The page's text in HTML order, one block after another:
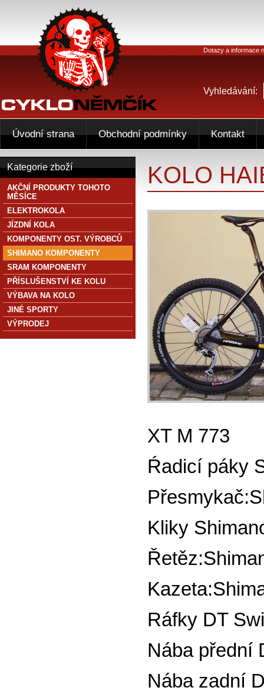
KOLO
XT M 773
Ŕadicí páky
Kliky
Ráfky DT
Nába přední
Nába zadní
Kategorie zboží
AKČNÍ PRODUKTY TOHOTO
MĚSÍCE
ELEKTROKOLA
JÍZDNÍ KOLA
KOMPONENTY OST. VÝROBCŮ
SHIMANO KOMPONENTY
SRAM KOMPONENTY
PŘÍSLUŠENSTVÍ KE KOLU
VÝBAVA NA KOLO
JINÉ SPORTY
VÝPRODEJ
Dotazy a informace
Vyhledávání:
Úvodní strana Obchodní podmínky Kontakt